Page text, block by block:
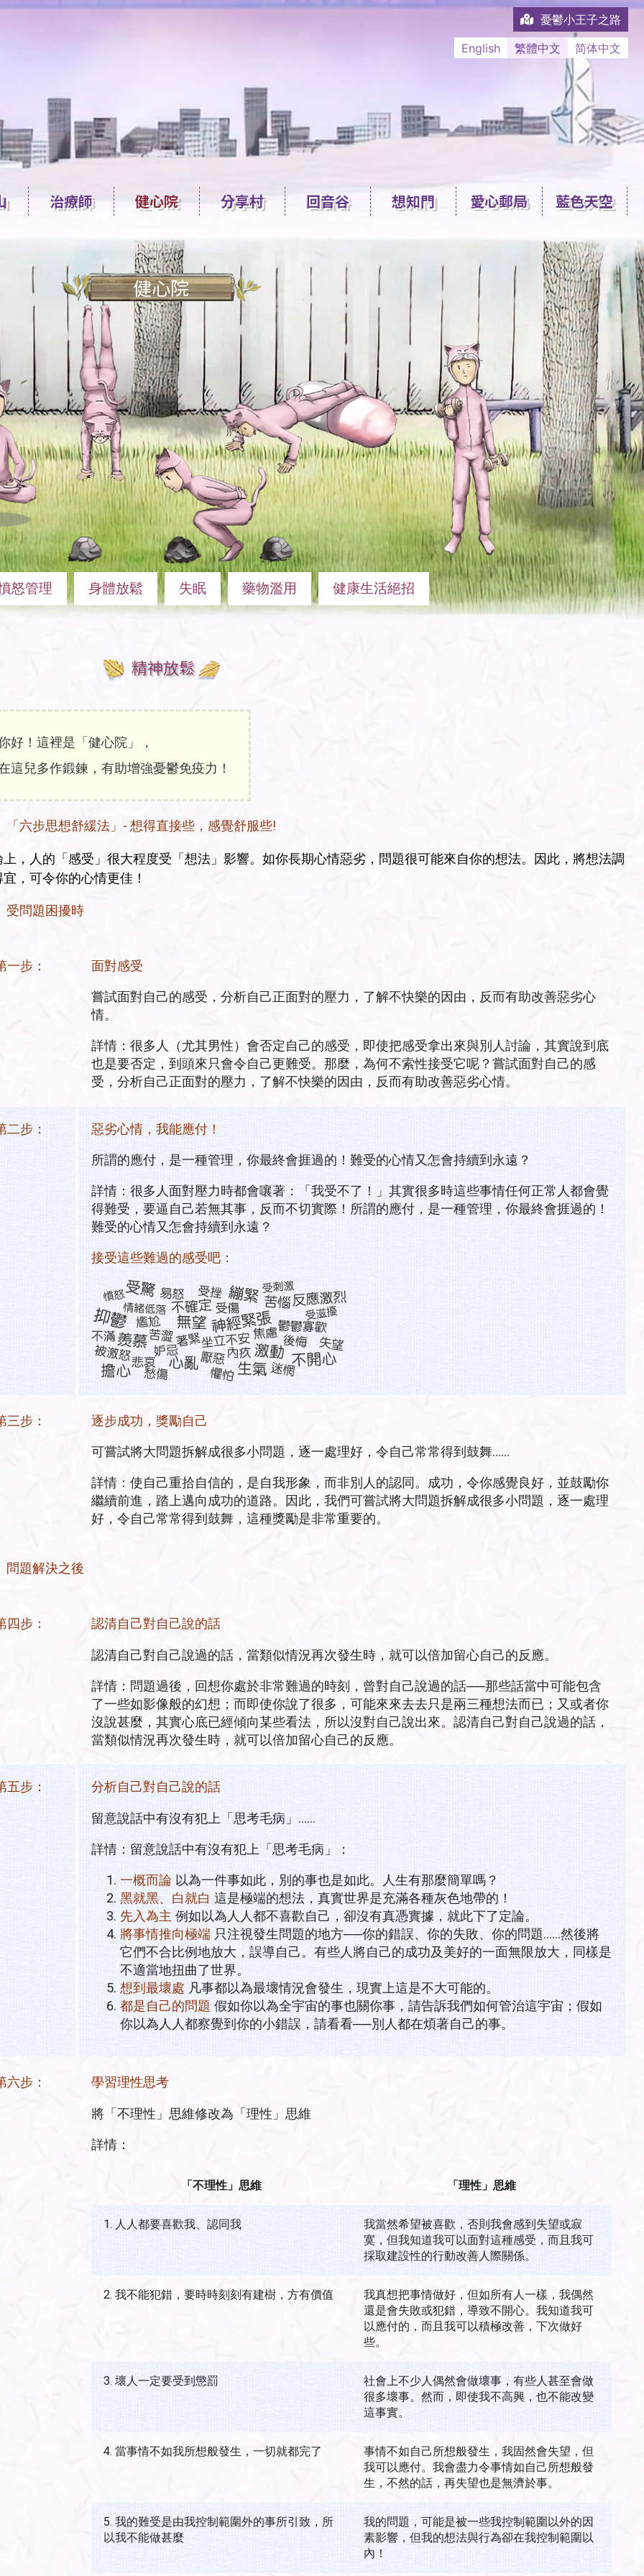
憂鬱小王子之路
English
繁體中文 简体中文
治療師 健心院 分享村 回音谷 想知門 愛心郵局 藍色天空
健心院
怒管理 身體放鬆 失眠 藥物濫用 健康生活絕招
精神放鬆
好！這裡是「健心院」，
這兒多作鍛鍊，有助增強憂鬱免疫力！
「六步思想舒緩法」- 想得直接些，感覺舒服些!
上，人的「感受」很大程度受「想法」影響。如你長期心情惡劣，問題很可能來自你的想法。因此，將想法調
，可令你的心情更佳！
受問題困擾時
一步： 面對感受
嘗試面對自己的感受，分析自己正面對的壓力，了解不快樂的因由，反而有助改善惡劣心
情。
詳情：很多人（尤其男性）會否定自己的感受，即使把感受拿出來與別人討論，其實說到底
也是要否定，到頭來只會令自己更難受。那麼，為何不索性接受它呢？嘗試面對自己的感
受，分析自己正面對的壓力，了解不快樂的因由，反而有助改善惡劣心情。
二步： 惡劣心情，我能應付！
所謂的應付，是一種管理，你最終會捱過的！難受的心情又怎會持續到永遠？
詳情：很多人面對壓力時都會嚷著：「我受不了！」其實很多時這些事情任何正常人都會覺
得難受，要逼自己若無其事，反而不切實際！所謂的應付，是一種管理，你最終會捱過的！
難受的心情又怎會持續到永遠？
接受這些難過的感受吧：
三步： 逐步成功，獎勵自己
可嘗試將大問題拆解成很多小問題，逐一處理好，令自己常常得到鼓舞……
詳情：使自己重拾自信的，是自我形象，而非別人的認同。成功，令你感覺良好，並鼓勵你
繼續前進，踏上邁向成功的道路。因此，我們可嘗試將大問題拆解成很多小問題，逐一處理
好，令自己常常得到鼓舞，這種獎勵是非常重要的。
問題解決之後
四步： 認清自己對自己說的話
認清自己對自己說過的話，當類似情況再次發生時，就可以倍加留心自己的反應。
詳情：問題過後，回想你處於非常難過的時刻，曾對自己說過的話──那些話當中可能包含
了一些如影像般的幻想；而即使你說了很多，可能來來去去只是兩三種想法而已；又或者你
沒說甚麼，其實心底已經傾向某些看法，所以沒對自己說出來。認清自己對自己說過的話，
當類似情況再次發生時，就可以倍加留心自己的反應。
五步： 分析自己對自己說的話
留意說話中有沒有犯上「思考毛病」……
詳情：留意說話中有沒有犯上「思考毛病」：
一概而論 以為一件事如此，別的事也是如此。人生有那麼簡單嗎？
黑就黑、白就白 這是極端的想法，真實世界是充滿各種灰色地帶的！
先入為主 例如以為人人都不喜歡自己，卻沒有真憑實據，就此下了定論。
將事情推向極端 只注視發生問題的地方──你的錯誤、你的失敗、你的問題……然後將
它們不合比例地放大，誤導自己。有些人將自己的成功及美好的一面無限放大，同樣是
不適當地扭曲了世界。
想到最壞處 凡事都以為最壞情況會發生，現實上這是不大可能的。
都是自己的問題 假如你以為全宇宙的事也關你事，請告訴我們如何管治這宇宙；假如
你以為人人都察覺到你的小錯誤，請看看──別人都在煩著自己的事。
六步： 學習理性思考
將「不理性」思維修改為「理性」思維
詳情：
「不理性」思維 「理性」思維
1. 人人都要喜歡我、認同我
我當然希望被喜歡，否則我會感到失望或寂
寞，但我知道我可以面對這種感受，而且我可
採取建設性的行動改善人際關係。
2. 我不能犯錯，要時時刻刻有建樹，方有價值
我真想把事情做好，但如所有人一樣，我偶然
還是會失敗或犯錯，導致不開心。我知道我可
以應付的，而且我可以積極改善，下次做好
些。
3. 壞人一定要受到懲罰
社會上不少人偶然會做壞事，有些人甚至會做
很多壞事。然而，即使我不高興，也不能改變
這事實。
4. 當事情不如我所想般發生，一切就都完了
事情不如自己所想般發生，我固然會失望，但
我可以應付。我會盡力令事情如自己所想般發
生，不然的話，再失望也是無濟於事。
5. 我的難受是由我控制範圍外的事所引致，所
以我不能做甚麼
我的問題，可能是被一些我控制範圍以外的因
素影響，但我的想法與行為卻在我控制範圍以
內！